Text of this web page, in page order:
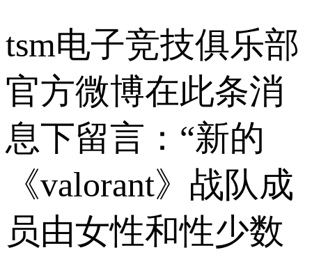
tsm电子竞技俱乐部
官方微博在此条消
息下留言：“新的
《valorant》战队成
员由女性和性少数